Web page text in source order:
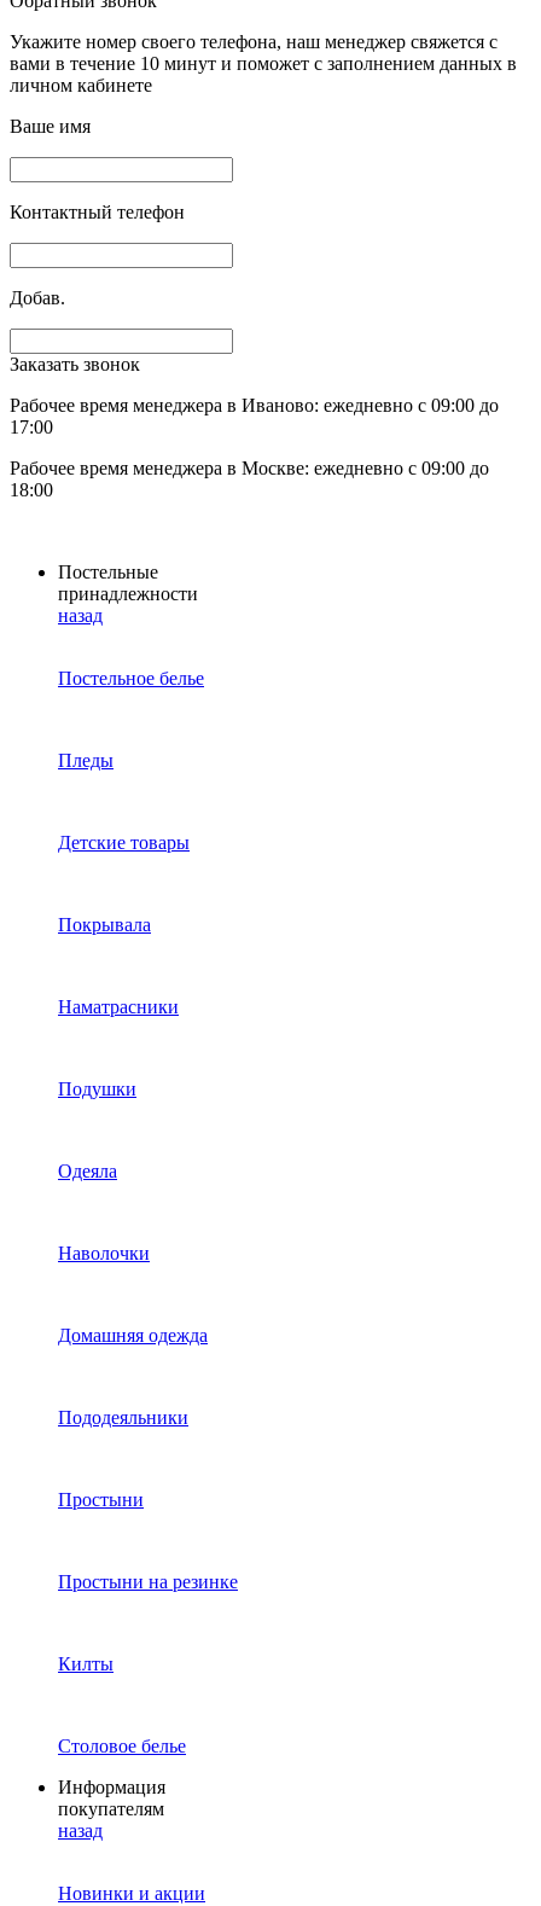
Укажите номер своего телефона, наш менеджер свяжется с
вами в течение 10 минут и поможет с заполнением данных в
личном кабинете
Ваше имя
Контактный телефон
Добав.
Заказать звонок
Рабочее время менеджера в Иваново: ежедневно с 09:00 до
17:00
Рабочее время менеджера в Москве: ежедневно с 09:00 до
18:00
Постельные
принадлежности
назад
Постельное белье
Пледы
Детские товары
Покрывала
Наматрасники
Подушки
Одеяла
Наволочки
Домашняя одежда
Пододеяльники
Простыни
Простыни на резинке
Килты
Столовое белье
Информация
покупателям
назад
Новинки и акции